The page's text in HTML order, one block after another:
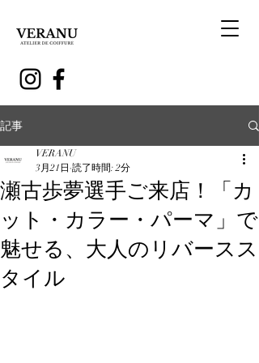
記事
瀬古歩夢選手ご来店！「カ
ット・カラー・パーマ」で
魅せる、大人のリバースス
タイル
VERANU
3月21日 読了時間: 2分